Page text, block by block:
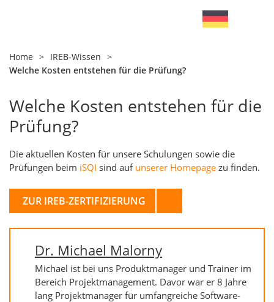
Home > IREB-Wissen >
Welche Kosten entstehen für die Prüfung?
Welche Kosten entstehen für die
Prüfung?
Die aktuellen Kosten für unsere Schulungen sowie die
Prüfungen beim iSQI sind auf unserer Homepage zu finden.
ZUR IREB-ZERTIFIZIERUNG
Dr. Michael Malorny
Michael ist bei uns Produktmanager und Trainer im
Bereich Projektmanagement. Davor war er 8 Jahre
lang Projektmanager für umfangreiche Software-